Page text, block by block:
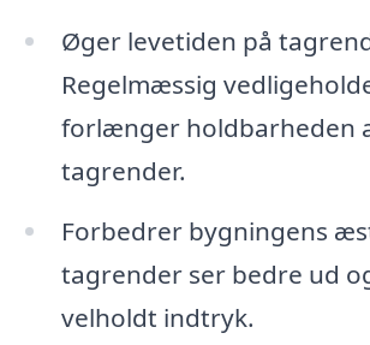
Øger levetiden på
Regelmæssig
forlænger holdbarheden
tagrender.
Forbedrer bygningens
tagrender ser bedre ud
velholdt indtryk.